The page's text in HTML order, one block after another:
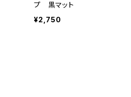
プ 黒マット
¥2,750